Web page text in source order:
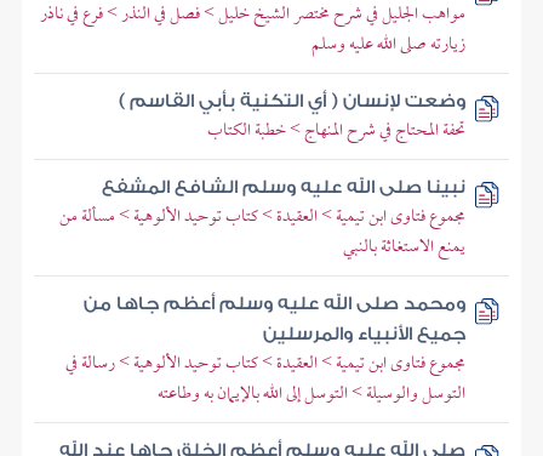
مواهب الجليل في شرح مختصر الشيخ خليل > فصل في النذر > فرع في ناذر
زيارته صلى الله عليه وسلم
وضعت لإنسان ( أي التكنية بأبي القاسم )
تحفة المحتاج في شرح المنهاج > خطبة الكتاب
نبينا صلى الله عليه وسلم الشافع المشفع
مجموع فتاوى ابن تيمية > العقيدة > كتاب توحيد الألوهية > مسألة من
يمنع الاستغاثة بالنبي
ومحمد صلى الله عليه وسلم أعظم جاها من
جميع الأنبياء والمرسلين
مجموع فتاوى ابن تيمية > العقيدة > كتاب توحيد الألوهية > رسالة في
التوسل والوسيلة > التوسل إلى الله بالإيمان به وطاعته
صلى الله عليه وسلم أعظم الخلق جاها عند الله